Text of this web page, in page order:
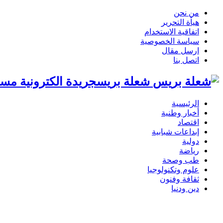
من نحن
هيأة التحرير
اتفاقية الاستخدام
سياسة الخصوصية
ارسل مقال
اتصل بنا
شعلة بريسجريدة الكترونية
الرئيسية
أخبار وطنية
اقتصاد
إبداعات شبابية
دولية
رياضة
طب وصحة
علوم وتكنولوجيا
ثقافة وفنون
دين ودنيا